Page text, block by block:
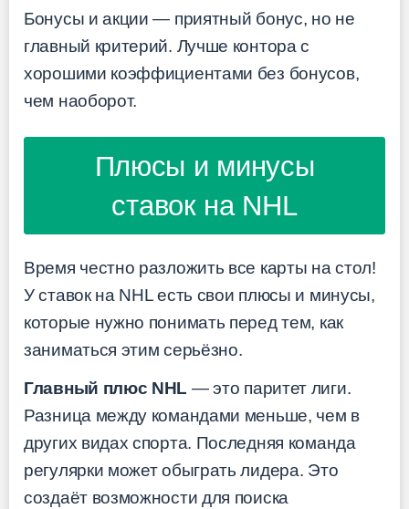
Бонусы и акции — приятный бонус, но не
главный критерий. Лучше контора с
хорошими коэффициентами без бонусов,
чем наоборот.
Плюсы и минусы
ставок на NHL
Время честно разложить все карты на стол!
У ставок на NHL есть свои плюсы и минусы,
которые нужно понимать перед тем, как
заниматься этим серьёзно.
Главный плюс NHL — это паритет лиги.
Разница между командами меньше, чем в
других видах спорта. Последняя команда
регулярки может обыграть лидера. Это
создаёт возможности для поиска